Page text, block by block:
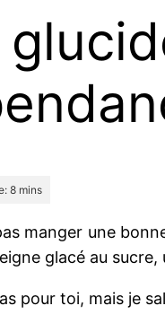
manger une
glacé au
pour toi, mais je